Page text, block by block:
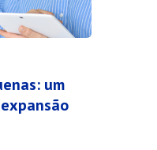
um